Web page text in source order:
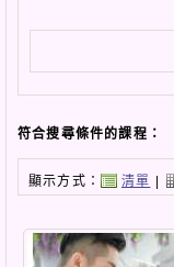
符合搜尋條件的課程：
顯示方式： 清單 |